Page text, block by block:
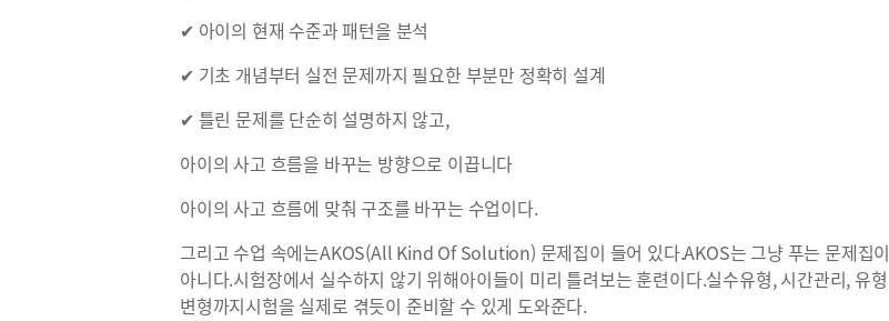
✔ 아이의 현재 수준과 패턴을 분석
✔ 기초 개념부터 실전 문제까지 필요한 부분만 정확히 설계
✔ 틀린 문제를 단순히 설명하지 않고,
아이의 사고 흐름을 바꾸는 방향으로 이끕니다
아이의 사고 흐름에 맞춰 구조를 바꾸는 수업이다.
그리고 수업 속에는AKOS(All Kind Of Solution) 문제집이 들어 있다.AKOS는 그냥 푸는 문제집이
아니다.시험장에서 실수하지 않기 위해아이들이 미리 틀려보는 훈련이다.실수유형, 시간관리, 유형
변형까지시험을 실제로 겪듯이 준비할 수 있게 도와준다.